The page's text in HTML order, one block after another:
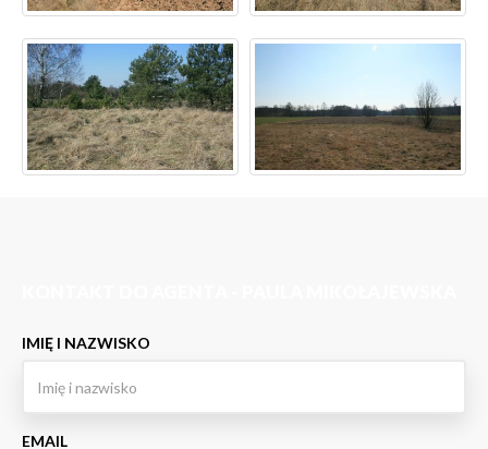
IMIĘ I NAZWISKO
EMAIL